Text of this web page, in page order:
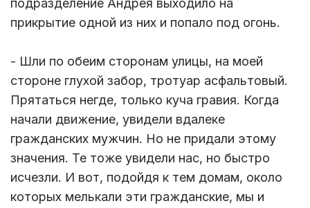
подразделение Андрея выходило на
прикрытие одной из них и попало под огонь.
- Шли по обеим сторонам улицы, на моей
стороне глухой забор, тротуар асфальтовый.
Прятаться негде, только куча гравия. Когда
начали движение, увидели вдалеке
гражданских мужчин. Но не придали этому
значения. Те тоже увидели нас, но быстро
исчезли. И вот, подойдя к тем домам, около
которых мелькали эти гражданские, мы и